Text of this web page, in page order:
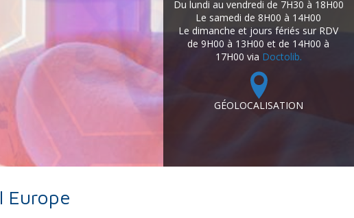
Du lundi au vendredi de 7H30 à 18H00
Le samedi de 8H00 à 14H00
Le dimanche et jours fériés sur RDV
de 9H00 à 13H00 et de 14H00 à
17H00 via Doctolib.
GÉOLOCALISATION
Europe